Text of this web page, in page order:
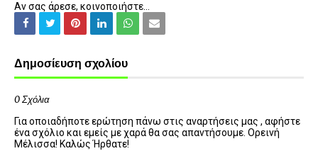
Αν σας άρεσε, κοινοποιήστε...
Δημοσίευση σχολίου
0 Σχόλια
Για οποιαδήποτε ερώτηση πάνω στις αναρτήσεις μας , αφήστε
ένα σχόλιο και εμείς με χαρά θα σας απαντήσουμε. Ορεινή
Μέλισσα! Καλώς Ήρθατε!